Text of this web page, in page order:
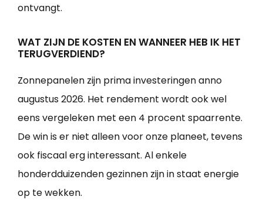
ontvangt.
WAT ZIJN DE KOSTEN EN WANNEER HEB IK HET
TERUGVERDIEND?
Zonnepanelen zijn prima investeringen anno
augustus 2026. Het rendement wordt ook wel
eens vergeleken met een 4 procent spaarrente.
De win is er niet alleen voor onze planeet, tevens
ook fiscaal erg interessant. Al enkele
honderdduizenden gezinnen zijn in staat energie
op te wekken.